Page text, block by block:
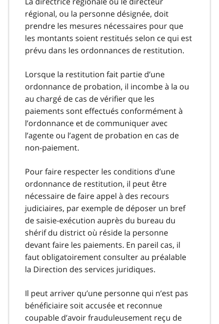
régional, ou la personne désignée, doit
prendre les mesures nécessaires pour que
les montants soient restitués selon ce qui est
prévu dans les ordonnances de restitution.
Lorsque la restitution fait partie d’une
ordonnance de probation, il incombe à la ou
au chargé de cas de vérifier que les
paiements sont effectués conformément à
l’ordonnance et de communiquer avec
l’agente ou l’agent de probation en cas de
non-paiement.
Pour faire respecter les conditions d’une
ordonnance de restitution, il peut être
nécessaire de faire appel à des recours
judiciaires, par exemple de déposer un bref
de saisie-exécution auprès du bureau du
shérif du district où réside la personne
devant faire les paiements. En pareil cas, il
faut obligatoirement consulter au préalable
la Direction des services juridiques.
Il peut arriver qu’une personne qui n’est pas
bénéficiaire soit accusée et reconnue
coupable d’avoir frauduleusement reçu de